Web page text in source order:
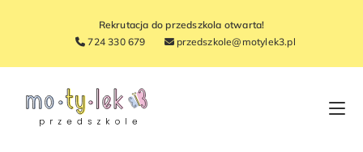
Rekrutacja do przedszkola otwarta!
724 330 679
przedszkole@motylek3.pl